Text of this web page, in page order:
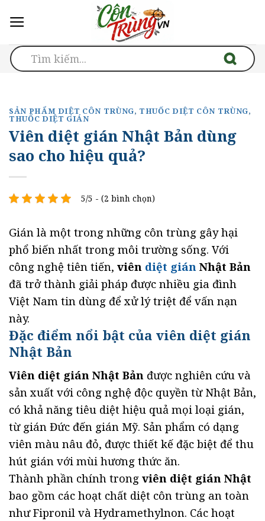
content
SẢN PHẨM DIỆT CÔN TRÙNG, THUỐC DIỆT CÔN TRÙNG,
THUỐC DIỆT GIÁN
Viên diệt gián Nhật Bản dùng
sao cho hiệu quả?
5/5 - (2 bình chọn)
Gián là một trong những côn trùng gây hại
phổ biến nhất trong môi trường sống. Với
công nghệ tiên tiến, viên diệt gián Nhật Bản
đã trở thành giải pháp được nhiều gia đình
Việt Nam tin dùng để xử lý triệt để vấn nạn
này.
Đặc điểm nổi bật của viên diệt gián
Nhật Bản
Viên diệt gián Nhật Bản được nghiên cứu và
sản xuất với công nghệ độc quyền từ Nhật Bản,
có khả năng tiêu diệt hiệu quả mọi loại gián,
từ gián Đức đến gián Mỹ. Sản phẩm có dạng
viên màu nâu đỏ, được thiết kế đặc biệt để thu
hút gián với mùi hương thức ăn.
Thành phần chính trong viên diệt gián Nhật
bao gồm các hoạt chất diệt côn trùng an toàn
như Fipronil và Hydramethylnon. Các hoạt